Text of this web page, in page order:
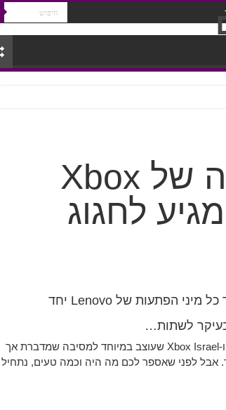
Gaming Friday 3.3, מסיבת השקה של Xbox
האירוע – מסיבת השקה של חומרה חדשה ועוד כל מיני הפתעות של Lenovo יחד
לשתות…
יום שישי, 3.3, שעה 11:30, דלתות המתחם של Lenovo ו-Xbox Israel שעוצב במיוחד למסיבה שמדברת אך
אבל לפני שאספר לכם מה היה וכמה טעים, נתחיל